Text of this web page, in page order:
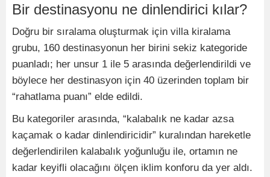
Bir destinasyonu ne dinlendirici kılar?
Doğru bir sıralama oluşturmak için villa kiralama
grubu, 160 destinasyonun her birini sekiz kategoride
puanladı; her unsur 1 ile 5 arasında değerlendirildi ve
böylece her destinasyon için 40 üzerinden toplam bir
“rahatlama puanı” elde edildi.
Bu kategoriler arasında, “kalabalık ne kadar azsa
kaçamak o kadar dinlendiricidir” kuralından hareketle
değerlendirilen kalabalık yoğunluğu ile, ortamın ne
kadar keyifli olacağını ölçen iklim konforu da yer aldı.